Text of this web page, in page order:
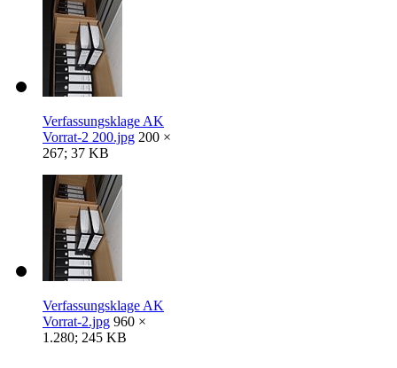
Verfassungsklage AK
Vorrat-2 200.jpg 200 ×
267; 37 KB
Verfassungsklage AK
Vorrat-2.jpg 960 ×
1.280; 245 KB